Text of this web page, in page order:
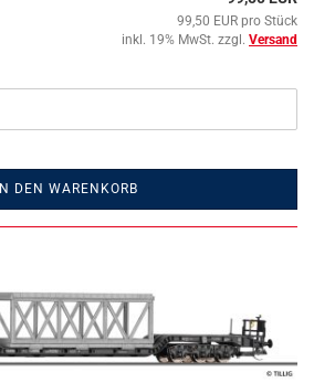
99,50 EUR pro Stück
inkl. 19% MwSt. zzgl. Versand
IN DEN WARENKORB